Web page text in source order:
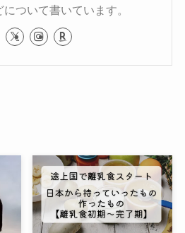
ついて書いています。